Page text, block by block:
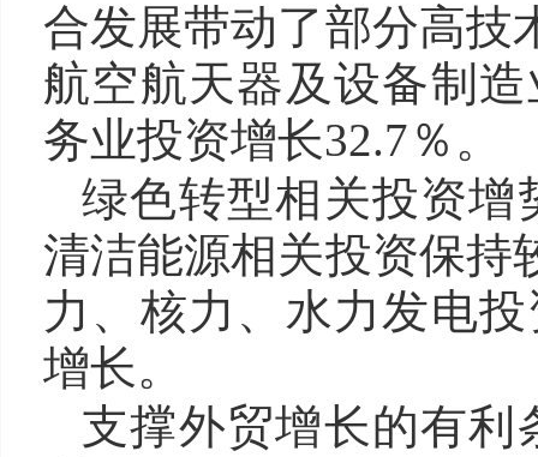
合发展带动了部分高
航空航天器及设备制
务业投资增长32.7％。
绿色转型相关投资增
清洁能源相关投资保
力、核力、水力发电
增长。
支撑外贸增长的有利